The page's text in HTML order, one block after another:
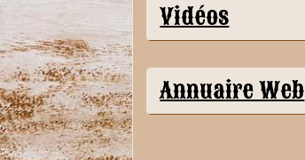
Vidéos
Annuaire Web